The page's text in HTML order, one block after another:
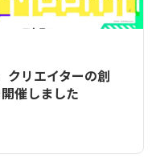
クリエイターの創
催しました